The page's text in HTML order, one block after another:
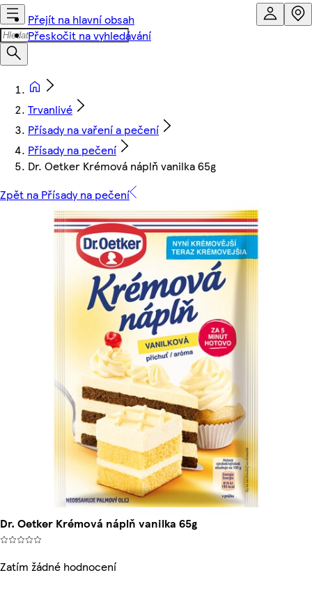
Přejít na hlavní obsah
Přeskočit na vyhledávání
Trvanlivé
Přísady na vaření a pečení
Přísady na pečení
Dr. Oetker Krémová náplň vanilka 65g
Zpět na Přísady na pečení
Dr. Oetker Krémová náplň vanilka 65g
Zatím žádné hodnocení